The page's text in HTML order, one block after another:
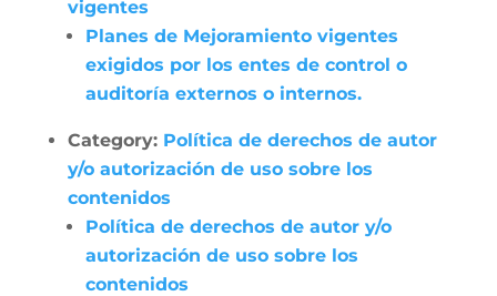
vigentes
Planes de Mejoramiento vigentes
exigidos por los entes de control o
auditoría externos o internos.
Category: Política de derechos de autor
y/o autorización de uso sobre los
contenidos
Política de derechos de autor y/o
autorización de uso sobre los
contenidos